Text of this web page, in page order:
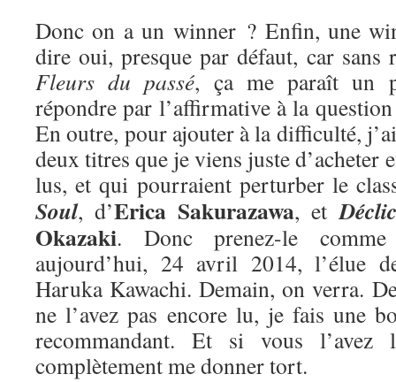
Donc on a un winner ? Enfin, une
dire oui, presque par défaut, car sans
Fleurs du passé, ça me paraît un
répondre par l’affirmative à la
En outre, pour ajouter à la difficulté,
deux titres que je viens juste d’acheter
lus, et qui pourraient perturber le
Soul, d’Erica Sakurazawa, et
Okazaki. Donc prenez-le
aujourd’hui, 24 avril 2014, l’élue
Haruka Kawachi. Demain, on verra.
ne l’avez pas encore lu, je fais une
recommandant. Et si vous l’avez
complètement me donner tort.